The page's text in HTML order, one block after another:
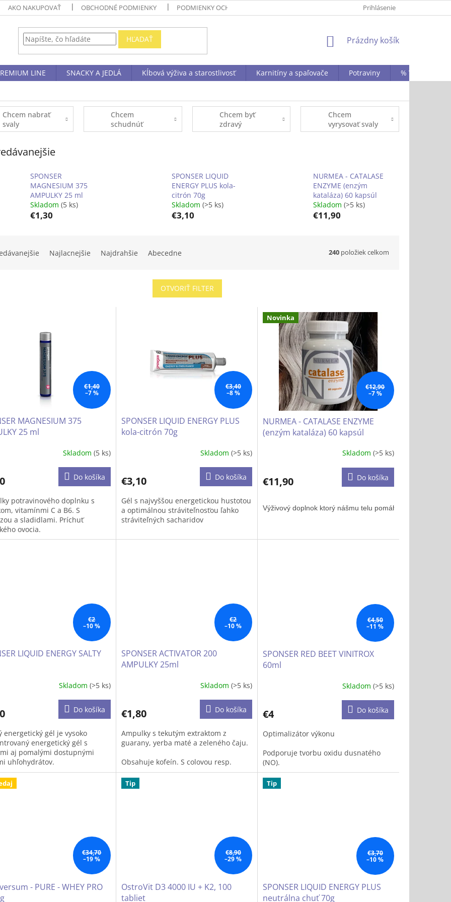
AKO NAKUPOVAŤ OBCHODNÉ PODMIENKY PODMIENKY OCHRANY OSOBNÝCH ÚDAJOV STAŇTE SA NAŠÍM
Prihlásenie
HĽADAŤ
NÁKUPNÝ
Prázdny košík
LINE SNACKY A JEDLÁ Kĺbová výživa a starostlivosť Karnitíny a spaľovače Potraviny
% VÝPREDAJ A
Chcem nabrať
svaly
Chcem
schudnúť
Chcem byť
zdravý
Chcem
vyrysovať svaly
SPONSER
MAGNESIUM 375
AMPULKY 25 ml
Skladom (5 ks)
€1,30
SPONSER LIQUID
ENERGY PLUS kola-
citrón 70g
Skladom (>5 ks)
€3,10
NURMEA - CATALASE
ENZYME (enzým
kataláza) 60 kapsúl
Skladom (>5 ks)
€11,90
Najlacnejšie Najdrahšie Abecedne 240 položiek celkom
OTVORIŤ FILTER
€1,40
–7 %
MAGNESIUM 375
25 ml
Skladom (5 ks)
Do košíka
potravinového doplnku s
vitamínmi C a B6. S
a sladidlami. Príchuť
ovocia.
€3,40
–8 %
SPONSER LIQUID ENERGY PLUS
kola-citrón 70g
Skladom (>5 ks)
€3,10 Do košíka
Gél s najvyššou energetickou hustotou
a optimálnou stráviteľnosťou ľahko
stráviteľných sacharidov
Neobsahuje konzervačné látky, ani
Novinka
€12,90
–7 %
NURMEA - CATALASE ENZYME
(enzým kataláza) 60 kapsúl
Skladom (>5 ks)
€11,90 Do košíka
Výživový doplnok ktorý nášmu telu pomáha na
€2
–10 %
LIQUID ENERGY SALTY
Skladom (>5 ks)
Do košíka
energetický gél je vysoko
energetický gél s
aj pomalými dostupnými
uhľohydrátov.
a vláknina z jačmeňa
lepok) obsahujú vysoké
a aktivácoiu imunitných
€2
–10 %
SPONSER ACTIVATOR 200
AMPULKY 25ml
Skladom (>5 ks)
€1,80 Do košíka
Ampulky s tekutým extraktom z
guarany, yerba maté a zeleného čaju.
Obsahuje kofeín. S colovou resp.
ovocnou príchuťou. S cukrom a
sladidlami.
„chladné espresso” pomáha i pri
€4,50
–11 %
SPONSER RED BEET VINITROX
60ml
Skladom (>5 ks)
€4 Do košíka
Optimalizátor výkonu
Podporuje tvorbu oxidu dusnatého
(NO).
Zlepšený prietok krvi a transport
kyslíka (O2).
€34,70
–19 %
- PURE - WHEY PRO
Tip
€8,90
–29 %
OstroVit D3 4000 IU + K2, 100
tabliet
Tip
€3,70
–10 %
SPONSER LIQUID ENERGY PLUS
neutrálna chuť 70g